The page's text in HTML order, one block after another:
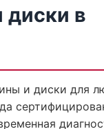
в
и диски для